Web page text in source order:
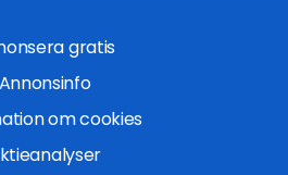
gratis
Annonsinfo
om cookies